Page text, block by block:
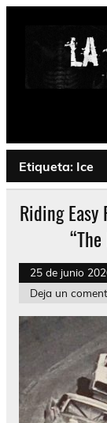
Saltar
Psychedelic,
Etiqueta: Ice
Riding
25 de junio
Deja un